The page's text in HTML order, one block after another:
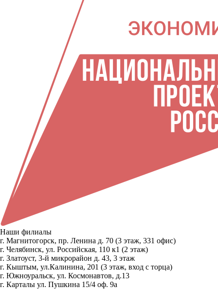
Наши филиалы
г. Магнитогорск, пр. Ленина д. 70 (3 этаж, 331 офис)
г. Челябинск, ул. Российская, 110 к1 (2 этаж)
г. Златоуст, 3-й микрорайон д. 43, 3 этаж
г. Кыштым, ул.Калинина, 201 (3 этаж, вход с торца)
г. Южноуральск, ул. Космонавтов, д.13
г. Карталы ул. Пушкина 15/4 оф. 9а